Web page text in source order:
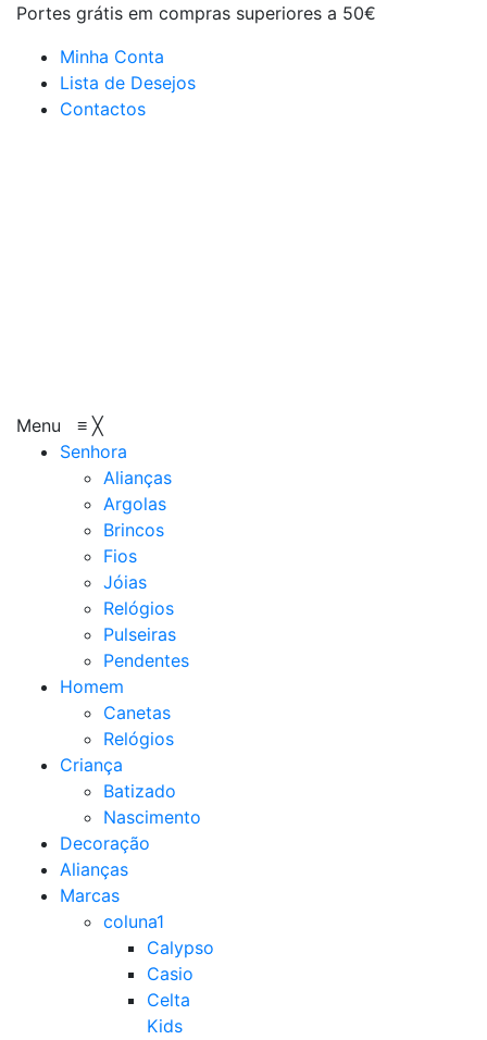
Portes grátis em compras superiores a 50€
Minha Conta
Lista de Desejos
Contactos
Menu ≡ ╳
Senhora
Alianças
Argolas
Brincos
Fios
Jóias
Relógios
Pulseiras
Pendentes
Homem
Canetas
Relógios
Criança
Batizado
Nascimento
Decoração
Alianças
Marcas
coluna1
Calypso
Casio
Celta
Kids